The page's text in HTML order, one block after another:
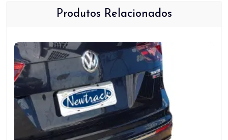
Produtos Relacionados